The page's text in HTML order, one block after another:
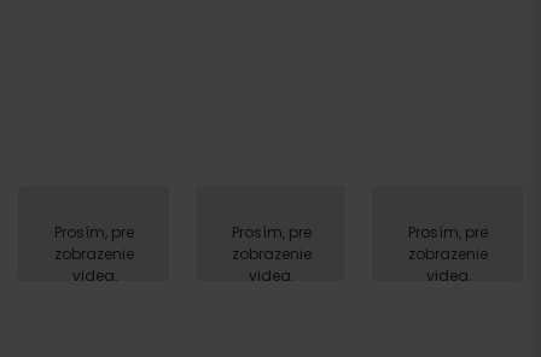
Prosím, pre
zobrazenie
videa,
Prosím, pre
zobrazenie
videa,
Prosím, pre
zobrazenie
videa,